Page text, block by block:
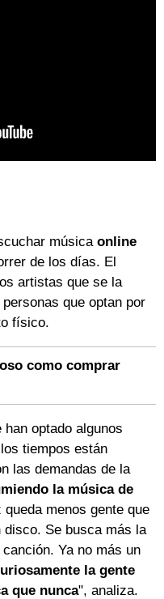
música online
de los días. El
artistas que se la
que optan por
físico.
como comprar
optado algunos
tiempos están
las demandas de la
la música de
queda menos gente que
disco. Se busca más la
Ya no más un
la gente
que nunca", analiza.